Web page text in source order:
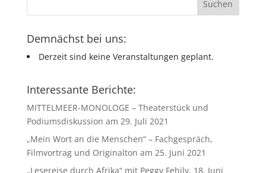
Demnächst bei uns:
Derzeit sind keine Veranstaltungen geplant.
Interessante Berichte:
MITTELMEER-MONOLOGE – Theaterstück und
Podiumsdiskussion am 29. Juli 2021
„Mein Wort an die Menschen“ – Fachgespräch,
Filmvortrag und Originalton am 25. Juni 2021
„Lesereise durch Afrika“ mit Peggy Fehily, 18. Juni